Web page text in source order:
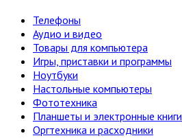
Телефоны
Аудио и видео
Товары для компьютера
Игры, приставки и программы
Ноутбуки
Настольные компьютеры
Фототехника
Планшеты и электронные книги
Оргтехника и расходники